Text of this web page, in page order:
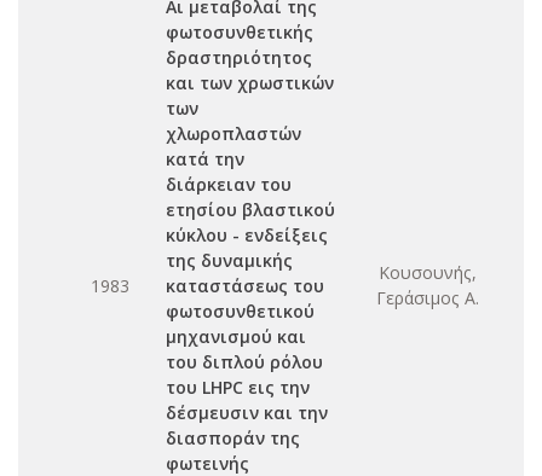
1983
Αι μεταβολαί της
φωτοσυνθετικής
δραστηριότητος
και των χρωστικών
των
χλωροπλαστών
κατά την
διάρκειαν του
ετησίου βλαστικού
κύκλου - ενδείξεις
της δυναμικής
καταστάσεως του
φωτοσυνθετικού
μηχανισμού και
του διπλού ρόλου
του LHPC εις την
δέσμευσιν και την
διασποράν της
φωτεινής
Κουσουνής,
Γεράσιμος Α.